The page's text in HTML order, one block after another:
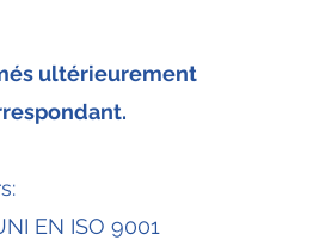
ultérieurement
EN ISO 9001